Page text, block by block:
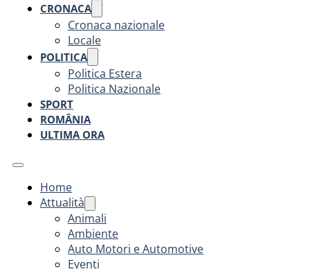
CRONACA
Cronaca nazionale
Locale
POLITICA
Politica Estera
Politica Nazionale
SPORT
ROMÂNIA
ULTIMA ORA
Home
Attualità
Animali
Ambiente
Auto Motori e Automotive
Eventi